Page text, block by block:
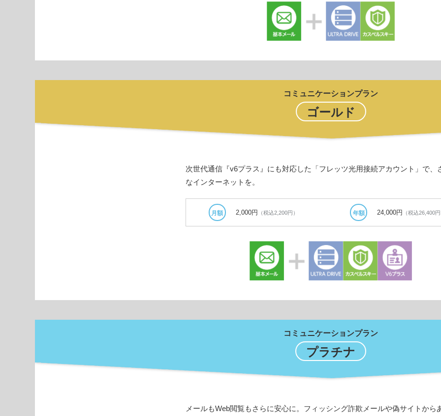
コミュニケーションプラン
ゴールド
次世代通信『v6プラス』にも対応した「フレッツ光用接続アカウント」で、
なインターネットを。
月額 2,000円 （税込2,200円） 年額 24,000円 （税込26,400
コミュニケーションプラン
プラチナ
メールもWeb閲覧もさらに安心に。フィッシング詐欺メールや偽サイトから